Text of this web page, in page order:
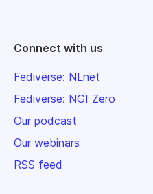
Connect with us
Fediverse: NLnet
Fediverse: NGI Zero
Our podcast
Our webinars
RSS feed